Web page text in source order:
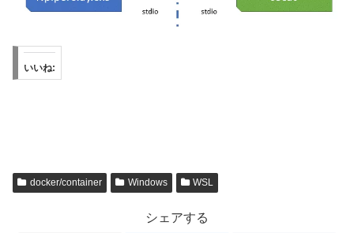
いいね:
docker/container Windows WSL
シェアする